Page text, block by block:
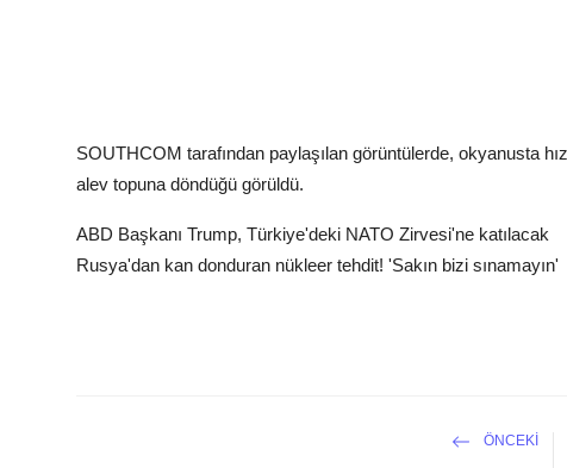
SOUTHCOM tarafından paylaşılan görüntülerde, okyanusta
alev topuna döndüğü görüldü.
ABD Başkanı Trump, Türkiye'deki NATO Zirvesi'ne katılacak
Rusya'dan kan donduran nükleer tehdit! 'Sakın bizi sınamayın'
ÖNCEKI